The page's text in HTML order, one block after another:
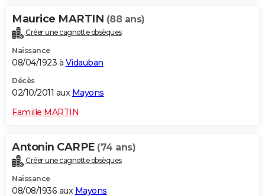
Maurice MARTIN (88 ans)
Créer une cagnotte obsèques
Naissance
08/04/1923 à Vidauban
Décès
02/10/2011 aux Mayons
Famille MARTIN
Antonin CARPE (74 ans)
Créer une cagnotte obsèques
Naissance
08/08/1936 aux Mayons